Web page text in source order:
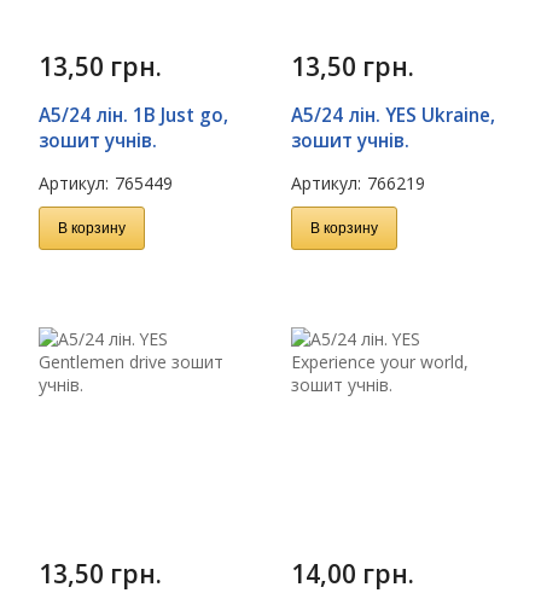
13,50 грн.
А5/24 лін. 1В Just go,
зошит учнів.
Артикул: 765449
В корзину
13,50 грн.
А5/24 лін. YES Ukraine,
зошит учнів.
Артикул: 766219
В корзину
13,50 грн. 14,00 грн.